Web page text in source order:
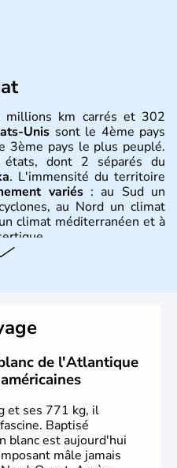
millions km carrés et 302
Unis sont le 4ème pays
3ème pays le plus peuplé.
dont 2 séparés du
. L'immensité du territoire
variés: au Sud un
au Nord un climat
climat méditerranéen et à
succédées avant l'arrivée
du continent par
Les 13 colonies
d'indépendance
constitution en 1787.
ensuite l'entrée dans une
de l'Atlantique
et ses 771 kg, il
Baptisé
blanc est aujourd'hui
mâle jamais